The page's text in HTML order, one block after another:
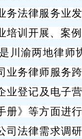
务法律服务业
培训开展、案
川渝两地律师
业务律师服务
业登记及电子
》等方面进行
司法律需求调